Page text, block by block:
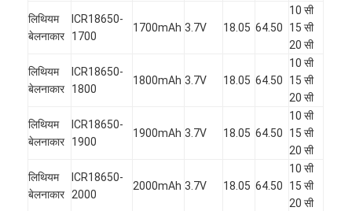
लिथियम
बेलनाकार
ICR18650-
1700
1700mAh 3.7V 18.05 64.50
10 सी
15 सी
20 सी
लिथियम
बेलनाकार
ICR18650-
1800
1800mAh 3.7V 18.05 64.50
10 सी
15 सी
20 सी
लिथियम
बेलनाकार
ICR18650-
1900
1900mAh 3.7V 18.05 64.50
10 सी
15 सी
20 सी
लिथियम
बेलनाकार
ICR18650-
2000
2000mAh 3.7V 18.05 64.50
10 सी
15 सी
20 सी